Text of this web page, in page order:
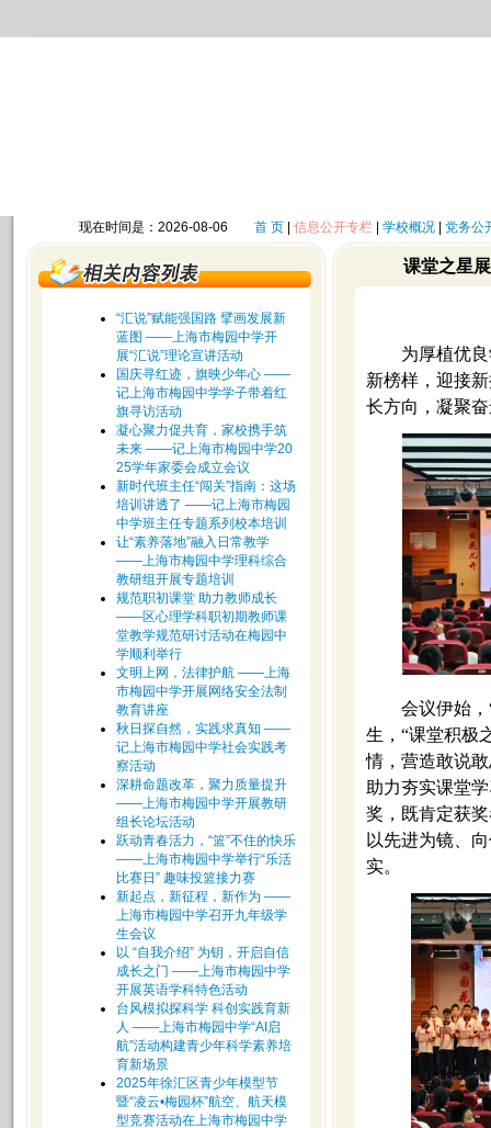
现在时间是：2026-08-06 首 页| 信息公开专栏| 学校概况| 党务公
“汇说”赋能强国路 擘画发展新
蓝图 ——上海市梅园中学开
展“汇说”理论宣讲活动
国庆寻红迹，旗映少年心 ——
记上海市梅园中学学子带着红
旗寻访活动
凝心聚力促共育，家校携手筑
未来 ——记上海市梅园中学20
25学年家委会成立会议
新时代班主任“闯关”指南：这场
培训讲透了 ——记上海市梅园
中学班主任专题系列校本培训
让“素养落地”融入日常教学
——上海市梅园中学理科综合
教研组开展专题培训
规范职初课堂 助力教师成长
——区心理学科职初期教师课
堂教学规范研讨活动在梅园中
学顺利举行
文明上网，法律护航 ——上海
市梅园中学开展网络安全法制
教育讲座
秋日探自然，实践求真知 ——
记上海市梅园中学社会实践考
察活动
深耕命题改革，聚力质量提升
——上海市梅园中学开展教研
组长论坛活动
跃动青春活力，“篮”不住的快乐
——上海市梅园中学举行“乐活
比赛日” 趣味投篮接力赛
新起点，新征程，新作为 ——
上海市梅园中学召开九年级学
生会议
以 “自我介绍” 为钥，开启自信
成长之门 ——上海市梅园中学
开展英语学科特色活动
台风模拟探科学 科创实践育新
人 ——上海市梅园中学“AI启
航”活动构建青少年科学素养培
育新场景
2025年徐汇区青少年模型节
暨“凌云•梅园杯”航空、航天模
型竞赛活动在上海市梅园中学
课堂之星
为厚植优
新榜样，迎接
长方向，凝聚
会议伊始
生，“课堂积极
情，营造敢说
助力夯实课堂
奖，既肯定获
以先进为镜、
实。